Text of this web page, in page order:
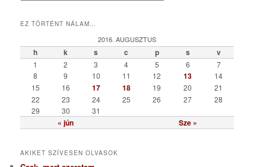
e
r
EZ TÖRTÉNT NÁLAM…
2016. AUGUSZTUS
h k s c p s v
« jún Sze »
1 2 3 4 5 6
7
8
9 10 11 12 13
14
15
16 17 18 19 20
21
22
23 24 25 26 27
28
29
30 31
AKIKET SZÍVESEN OLVASOK